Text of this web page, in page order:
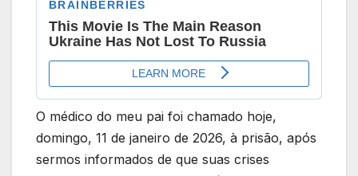
O médico do meu pai foi chamado hoje,
domingo, 11 de janeiro de 2026, à prisão, após
sermos informados de que suas crises